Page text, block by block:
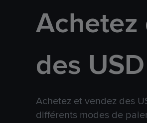
Achetez
des USD
Achetez et vendez des
différents modes de